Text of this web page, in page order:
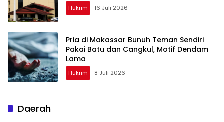
Hukrim 16 Juli 2026
Pria di Makassar Bunuh Teman Sendiri
Pakai Batu dan Cangkul, Motif Dendam
Lama
Hukrim 8 Juli 2026
Daerah